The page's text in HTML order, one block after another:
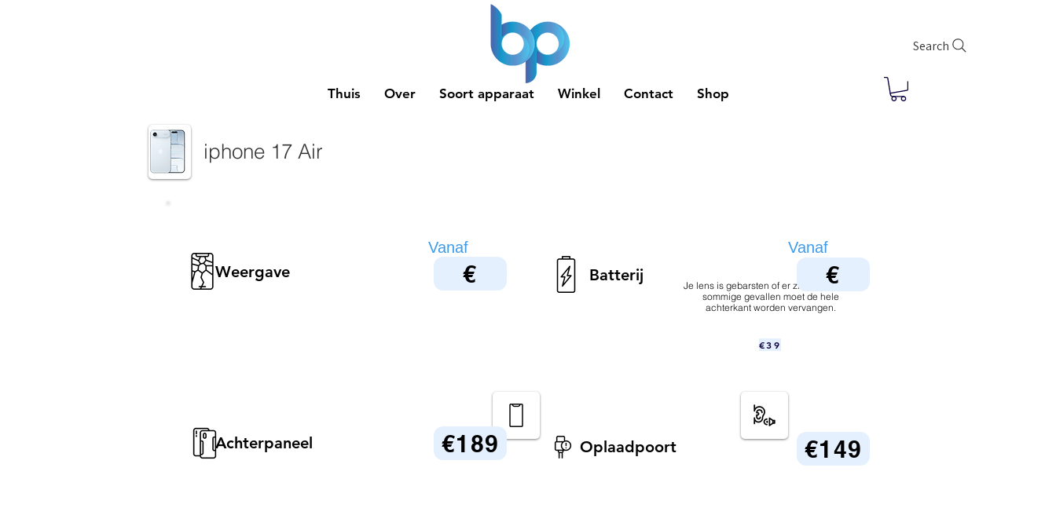
Thuis Over Soort apparaat Winkel Contact Shop
Search
iphone 17 Air
Je lens is gebarsten of er zit stof onder. In
sommige gevallen moet de hele
achterkant worden vervangen.
€39
Weergave € Batterij €
Vanaf Vanaf
Achterpaneel €189 Oplaadpoort €149